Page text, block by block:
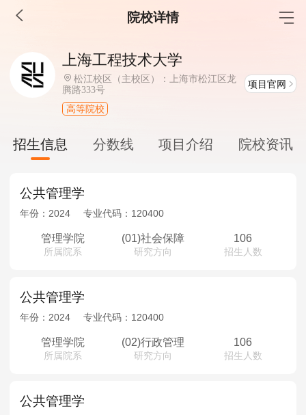
院校详情
MBA工商管理
院校库 考试报名 招生政策 学制学费
报名流程
报考经验
MEM工程管理
考试真题
报考经验
院校库 考试报名 招生政策
报名流程
MPAcc会计专硕
院校库 考试报名 招生政策 学制学费
报名流程
考试真题
报考经验 招生简章
MTA旅游管理
上海工程技术大学
松江校区（主校区）：上海市松江区龙
腾路333号
项目官网
高等院校
招生信息 分数线 项目介绍 院校资讯
公共管理学
年份： 2024 专业代码： 120400
管理学院
所属院系
(01)社会保障
研究方向
106
招生人数
公共管理学
年份： 2024 专业代码： 120400
管理学院
所属院系
(02)行政管理
研究方向
106
招生人数
公共管理学